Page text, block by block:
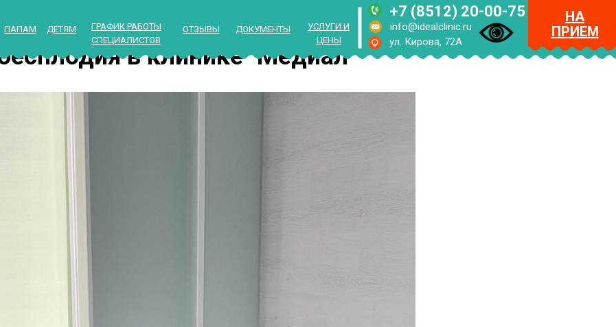
ПАПАМ ДЕТЯМ
ГРАФИК РАБОТЫ
СПЕЦИАЛИСТОВ
НА
ПРИЕМ
+7 (8512) 20-00-75
info@idealclinic.ru
ул. Кирова, 72А
ОТЗЫВЫ ДОКУМЕНТЫ
УСЛУГИ И
ЦЕНЫ
в клинике "Медиал"